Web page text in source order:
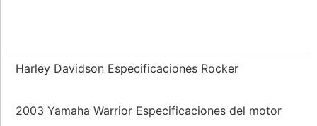
Harley Davidson Especificaciones Rocker
2003 Yamaha Warrior Especificaciones del motor